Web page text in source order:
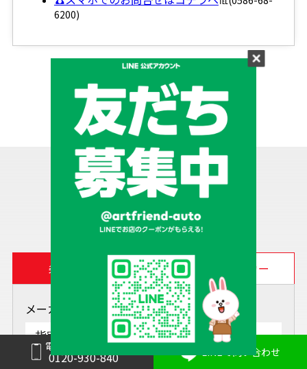
電話で問い合わせ
0120-930-840 LINEで問い合わせ
6200)
1 2 ＞
検索
SEARCH
条件 車種 メーカー
メーカー